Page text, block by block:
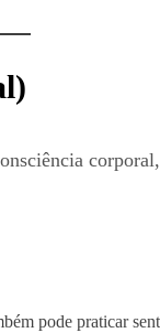
pode praticar